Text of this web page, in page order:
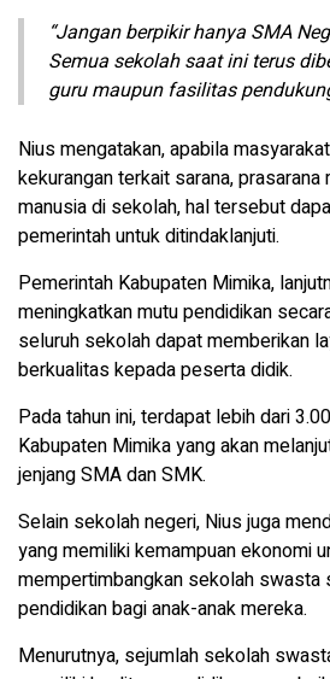
“Jangan berpikir hanya SMA
Semua sekolah saat ini terus
guru maupun fasilitas
Nius mengatakan, apabila
kekurangan terkait sarana,
manusia di sekolah, hal tersebut
pemerintah untuk ditindaklanjuti.
Pemerintah Kabupaten Mimika,
meningkatkan mutu pendidikan
seluruh sekolah dapat memberikan
berkualitas kepada peserta didik.
Pada tahun ini, terdapat lebih dari
Kabupaten Mimika yang akan
jenjang SMA dan SMK.
Selain sekolah negeri, Nius juga
yang memiliki kemampuan ekonomi
mempertimbangkan sekolah swasta
pendidikan bagi anak-anak mereka.
Menurutnya, sejumlah sekolah